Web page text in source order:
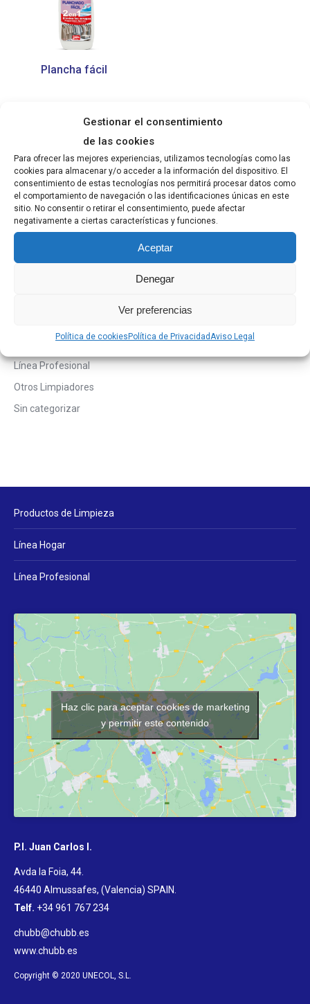
Gestionar el consentimiento
de las cookies
Para ofrecer las mejores experiencias, utilizamos tecnologías como las
cookies para almacenar y/o acceder a la información del dispositivo. El
consentimiento de estas tecnologías nos permitirá procesar datos como
el comportamiento de navegación o las identificaciones únicas en este
sitio. No consentir o retirar el consentimiento, puede afectar
negativamente a ciertas características y funciones.
Aceptar
Denegar
Ver preferencias
Política de cookies Política de PrivacidadAviso Legal
Plancha fácil
Categorías de los productos
Desatascadores y Antical
Limpiahogares
Línea Profesional
Otros Limpiadores
Sin categorizar
Productos de Limpieza
Línea Hogar
Línea Profesional
Haz clic para aceptar cookies de marketing
y permitir este contenido
P.I. Juan Carlos I.
Avda la Foia, 44.
46440 Almussafes, (Valencia) SPAIN
Telf. +34 961 767 234
chubb@chubb.es
www.chubb.es
Copyright © 2020 UNECOL, S.L.